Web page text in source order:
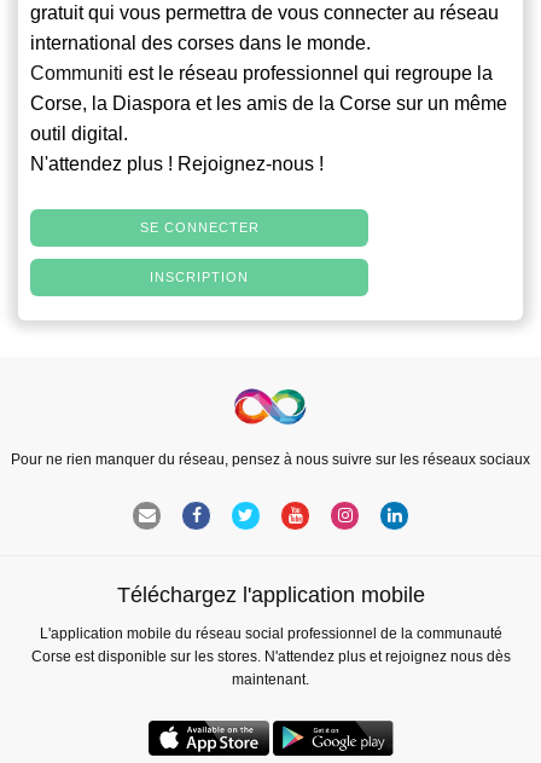
gratuit qui vous permettra de vous connecter au réseau
international des corses dans le monde.
Communiti est le réseau professionnel qui regroupe la
Corse, la Diaspora et les amis de la Corse sur un même
outil digital.
N'attendez plus ! Rejoignez-nous !
SE CONNECTER
INSCRIPTION
Pour ne rien manquer du réseau, pensez à nous suivre sur les réseaux sociaux
Téléchargez l'application mobile
L'application mobile du réseau social professionnel de la communauté
Corse est disponible sur les stores. N'attendez plus et rejoignez nous dès
maintenant.